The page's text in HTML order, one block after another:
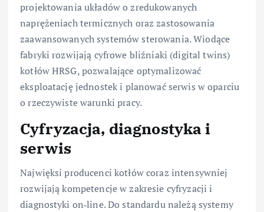
projektowania układów o zredukowanych
naprężeniach termicznych oraz zastosowania
zaawansowanych systemów sterowania. Wiodące
fabryki rozwijają cyfrowe bliźniaki (digital twins)
kotłów HRSG, pozwalające optymalizować
eksploatację jednostek i planować serwis w oparciu
o rzeczywiste warunki pracy.
Cyfryzacja, diagnostyka i
serwis
Najwięksi producenci kotłów coraz intensywniej
rozwijają kompetencje w zakresie cyfryzacji i
diagnostyki on‑line. Do standardu należą systemy